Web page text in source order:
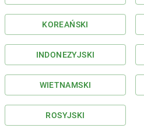
KOREAŃSKI
INDONEZYJSKI
WIETNAMSKI
ROSYJSKI